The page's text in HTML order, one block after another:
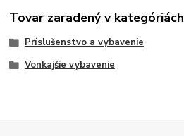
Tovar zaradený v kategóriách
Príslušenstvo a vybavenie
Vonkajšie vybavenie